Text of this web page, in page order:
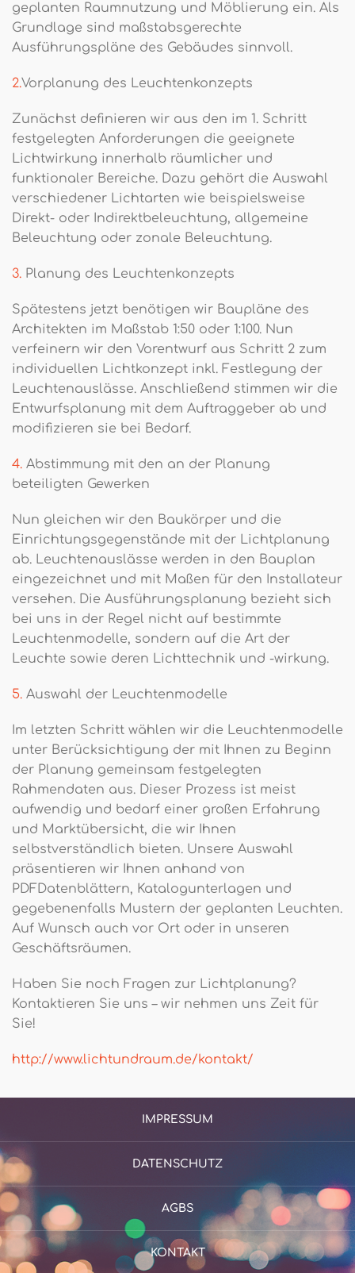
geplanten Raumnutzung und Möblierung ein. Als
Grundlage sind maßstabsgerechte
Ausführungspläne des Gebäudes sinnvoll.
2.Vorplanung des Leuchtenkonzepts
Zunächst definieren wir aus den im 1. Schritt
festgelegten Anforderungen die geeignete
Lichtwirkung innerhalb räumlicher und
funktionaler Bereiche. Dazu gehört die Auswahl
verschiedener Lichtarten wie beispielsweise
Direkt- oder Indirektbeleuchtung, allgemeine
Beleuchtung oder zonale Beleuchtung.
3. Planung des Leuchtenkonzepts
Spätestens jetzt benötigen wir Baupläne des
Architekten im Maßstab 1:50 oder 1:100. Nun
verfeinern wir den Vorentwurf aus Schritt 2 zum
individuellen Lichtkonzept inkl. Festlegung der
Leuchtenauslässe. Anschließend stimmen wir die
Entwurfsplanung mit dem Auftraggeber ab und
modifizieren sie bei Bedarf.
4. Abstimmung mit den an der Planung
beteiligten Gewerken
Nun gleichen wir den Baukörper und die
Einrichtungsgegenstände mit der Lichtplanung
ab. Leuchtenauslässe werden in den Bauplan
eingezeichnet und mit Maßen für den Installateur
versehen. Die Ausführungsplanung bezieht sich
bei uns in der Regel nicht auf bestimmte
Leuchtenmodelle, sondern auf die Art der
Leuchte sowie deren Lichttechnik und -wirkung.
5. Auswahl der Leuchtenmodelle
Im letzten Schritt wählen wir die Leuchtenmodelle
unter Berücksichtigung der mit Ihnen zu Beginn
der Planung gemeinsam festgelegten
Rahmendaten aus. Dieser Prozess ist meist
aufwendig und bedarf einer großen Erfahrung
und Marktübersicht, die wir Ihnen
selbstverständlich bieten. Unsere Auswahl
präsentieren wir Ihnen anhand von
PDFDatenblättern, Katalogunterlagen und
gegebenenfalls Mustern der geplanten Leuchten.
Auf Wunsch auch vor Ort oder in unseren
Geschäftsräumen.
Haben Sie noch Fragen zur Lichtplanung?
Kontaktieren Sie uns – wir nehmen uns Zeit für
Sie!
http://www.lichtundraum.de/kontakt/
IMPRESSUM
DATENSCHUTZ
AGBS
KONTAKT